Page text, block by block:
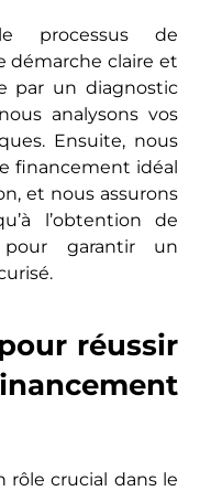
processus de
démarche claire et
par un diagnostic
analysons vos
Ensuite, nous
financement idéal
et nous assurons
l’obtention de
garantir un
réussir
crucial dans le